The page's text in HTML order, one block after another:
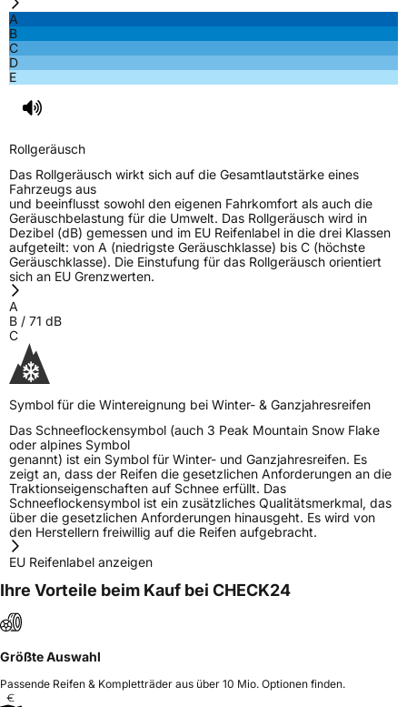
A
B
C
D
E
Rollgeräusch
Das Rollgeräusch wirkt sich auf die Gesamtlautstärke eines
Fahrzeugs aus
und beeinflusst sowohl den eigenen Fahrkomfort als auch die
Geräuschbelastung für die Umwelt. Das Rollgeräusch wird in
Dezibel (dB) gemessen und im EU Reifenlabel in die drei Klassen
aufgeteilt: von A (niedrigste Geräuschklasse) bis C (höchste
Geräuschklasse). Die Einstufung für das Rollgeräusch orientiert
sich an EU Grenzwerten.
A
B / 71 dB
C
Symbol für die Wintereignung bei Winter- & Ganzjahresreifen
Das Schneeflockensymbol (auch 3 Peak Mountain Snow Flake
oder alpines Symbol
genannt) ist ein Symbol für Winter- und Ganzjahresreifen. Es
zeigt an, dass der Reifen die gesetzlichen Anforderungen an die
Traktionseigenschaften auf Schnee erfüllt. Das
Schneeflockensymbol ist ein zusätzliches Qualitätsmerkmal, das
über die gesetzlichen Anforderungen hinausgeht. Es wird von
den Herstellern freiwillig auf die Reifen aufgebracht.
EU Reifenlabel anzeigen
Ihre Vorteile beim Kauf bei CHECK24
Größte Auswahl
Passende Reifen & Kompletträder aus über 10 Mio. Optionen finden.